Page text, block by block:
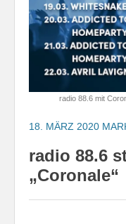
radio 88.6 mit
18. MÄRZ 2020
radio 88.6
„Coronale“